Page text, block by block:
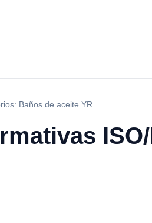
Baños de aceite YR